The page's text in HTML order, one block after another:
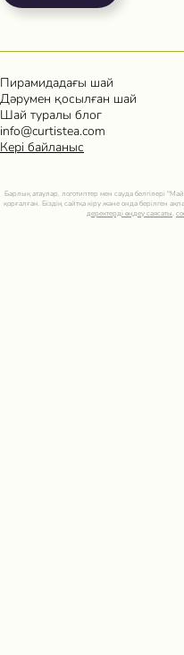
Пирамидадағы шай
Дәрумен қосылған шай
Шай туралы блог
Кері байланыс
info@curtistea.com
Барлық атаулар, логотиптер мен сауда белгілері
қорғалған. Біздің сайтқа кіру және онда берілген
деректерді өңдеу саясаты,